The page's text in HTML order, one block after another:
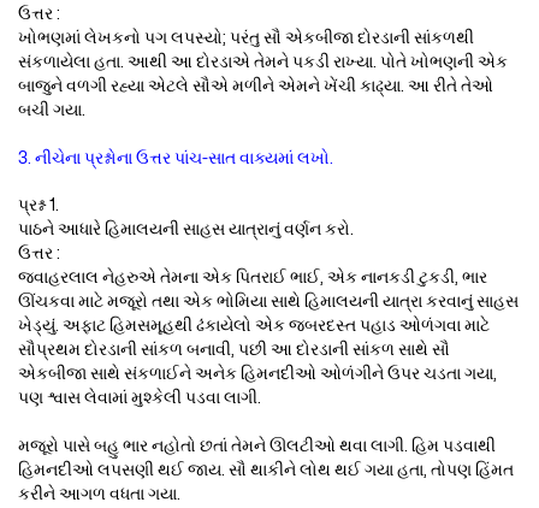
ઉત્તર :
ખોભણમાં લેખકનો પગ લપસ્યો; પરંતુ સૌ એકબીજા દોરડાની સાંકળથી
સંકળાયેલા હતા. આથી આ દોરડાએ તેમને પકડી રાખ્યા. પોતે ખોભણની એક
બાજુને વળગી રહ્યા એટલે સૌએ મળીને એમને ખેંચી કાઢ્યા. આ રીતે તેઓ
બચી ગયા.
3. નીચેના પ્રશ્નોના ઉત્તર પાંચ-સાત વાક્યમાં લખો.
પ્રશ્ન 1.
પાઠને આધારે હિમાલયની સાહસ યાત્રાનું વર્ણન કરો.
ઉત્તર :
જવાહરલાલ નેહરુએ તેમના એક પિતરાઈ ભાઈ, એક નાનકડી ટુકડી, ભાર
ઊંચકવા માટે મજૂરો તથા એક ભોમિયા સાથે હિમાલયની યાત્રા કરવાનું સાહસ
ખેડ્યું. અફાટ હિમસમૂહથી ઢંકાયેલો એક જબરદસ્ત પહાડ ઓળંગવા માટે
સૌપ્રથમ દોરડાની સાંકળ બનાવી, પછી આ દોરડાની સાંકળ સાથે સૌ
એકબીજા સાથે સંકળાઈને અનેક હિમનદીઓ ઓળંગીને ઉપર ચડતા ગયા,
પણ શ્વાસ લેવામાં મુશ્કેલી પડવા લાગી.
મજૂરો પાસે બહુ ભાર નહોતો છતાં તેમને ઊલટીઓ થવા લાગી. હિમ પડવાથી
હિમનદીઓ લપસણી થઈ જાય. સૌ થાકીને લોથ થઈ ગયા હતા, તોપણ હિંમત
કરીને આગળ વધતા ગયા.